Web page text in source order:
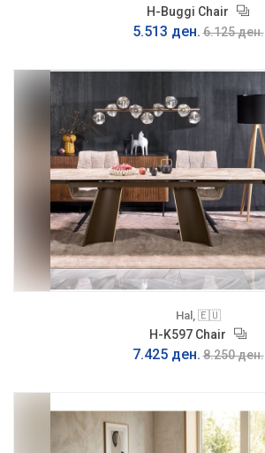
H-Buggi Chair
5.513 ден. 6.125 ден.
Hal, 🇪🇺
H-K597 Chair
7.425 ден. 8.250 ден.